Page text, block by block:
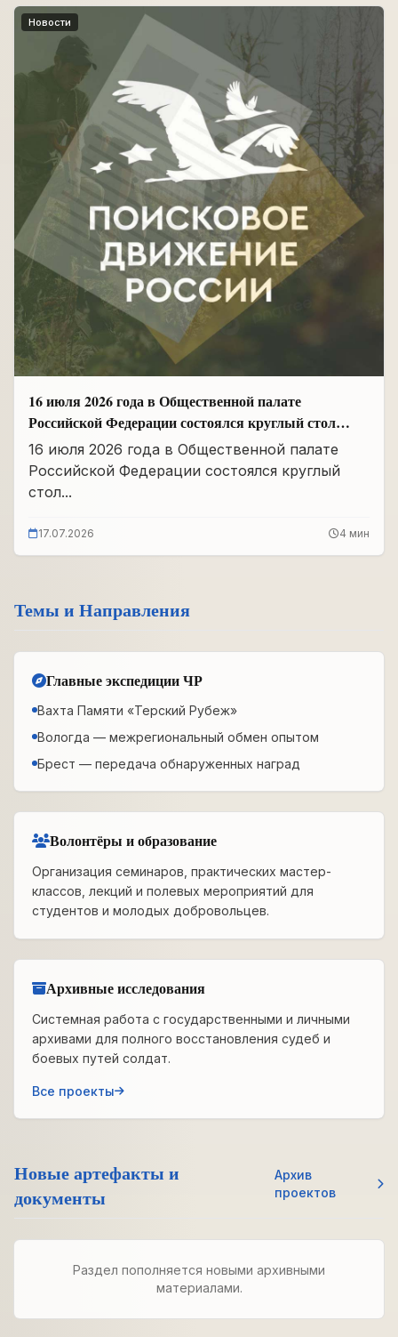
Новости
16 июля 2026 года в Общественной палате
Российской Федерации состоялся круглый стол
«Сохранение памяти о Героях подвига
самопожертвования и воспитание...
16 июля 2026 года в Общественной палате
Российской Федерации состоялся круглый
стол...
17.07.2026 4 мин
Темы и Направления
Главные экспедиции ЧР
Вахта Памяти «Терский Рубеж»
Вологда — межрегиональный обмен опытом
Брест — передача обнаруженных наград
Волонтёры и образование
Организация семинаров, практических мастер-
классов, лекций и полевых мероприятий для
студентов и молодых добровольцев.
Архивные исследования
Системная работа с государственными и личными
архивами для полного восстановления судеб и
боевых путей солдат.
Все проекты
Новые артефакты и
документы
Архив
проектов
Раздел пополняется новыми архивными
материалами.